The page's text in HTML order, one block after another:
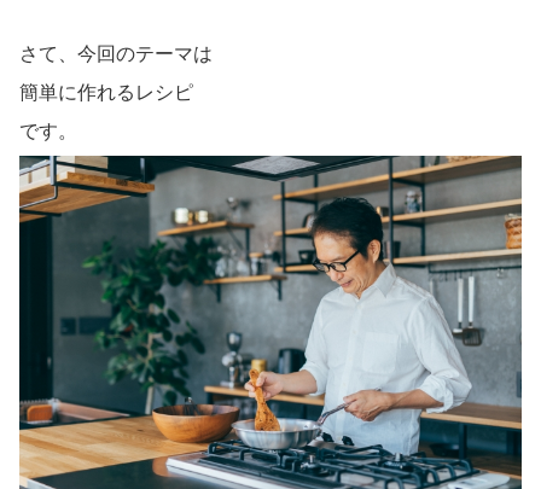
さて、今回のテーマは
簡単に作れるレシピ
です。